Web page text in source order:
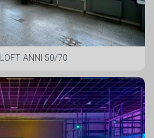
LOFT ANNI 50/70